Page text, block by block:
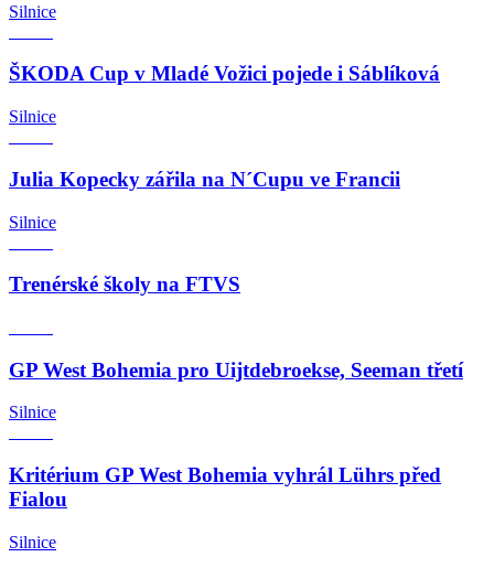
Silnice
ŠKODA Cup v Mladé Vožici pojede i Sáblíková
Silnice
Julia Kopecky zářila na N´Cupu ve Francii
Silnice
Trenérské školy na FTVS
GP West Bohemia pro Uijtdebroekse, Seeman třetí
Silnice
Kritérium GP West Bohemia vyhrál Lührs před
Fialou
Silnice